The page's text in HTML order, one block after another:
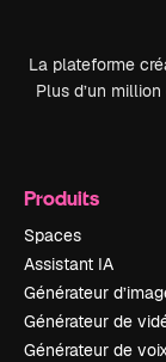
La plateforme
Plus d’un
Produits
Spaces
Assistant IA
Générateur
Générateur de
Générateur de